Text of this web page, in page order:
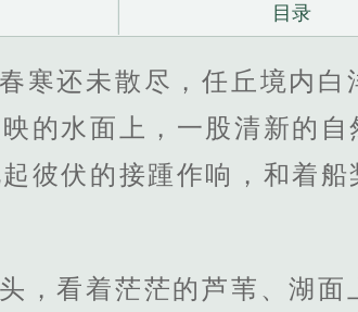
目录
寒还未散尽，任丘境内
的水面上，一股清新的
彼伏的接踵作响，和着
，看着茫茫的芦苇、湖